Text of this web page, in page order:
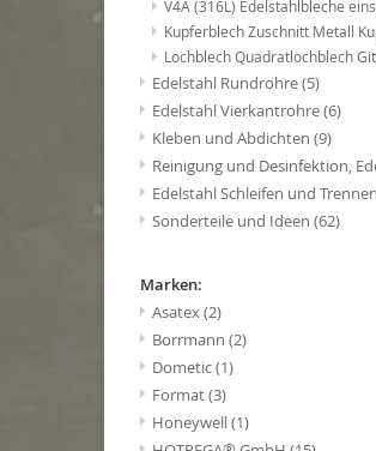
V4A (316L) Edelstahlbleche
Kupferblech Zuschnitt Metall
Lochblech Quadratlochblech
Edelstahl Rundrohre(5)
Edelstahl Vierkantrohre(6)
Kleben und Abdichten (9)
Reinigung und Desinfektion,
Edelstahl Schleifen und Trennen
Sonderteile und Ideen (62)
Marken:
Asatex(2)
Borrmann (2)
Dometic(1)
Format(3)
Honeywell(1)